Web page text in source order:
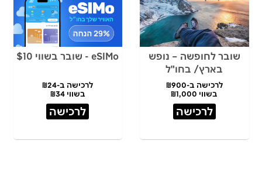
שובר לחופשה – נופש
בארץ/ בחו"ל
לרכישה ב-₪900
בשווי ₪1,000
לרכישה
eSIMo - שובר בשווי $10
לרכישה ב-₪24
בשווי ₪34
לרכישה